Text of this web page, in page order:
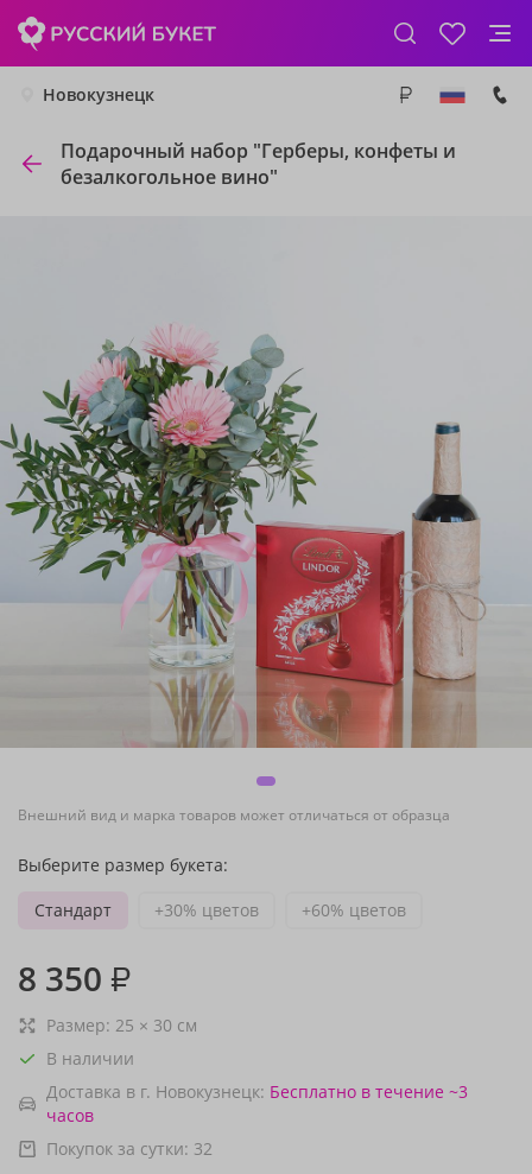
Новокузнецк
Подарочный набор "Герберы, конфеты и
безалкогольное вино"
Внешний вид и марка товаров может отличаться от образца
Выберите размер букета:
Стандарт
+30% цветов +60% цветов
8 350 ₽
Размер: 25 × 30 см
В наличии
Доставка в г. Новокузнецк: Бесплатно в течение ~3
часов
Покупок за сутки: 32